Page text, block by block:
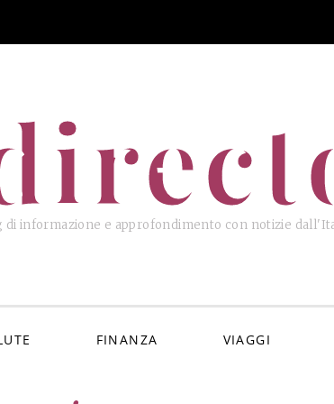
di informazione e approfondimento con notizie
FINANZA VIAGGI